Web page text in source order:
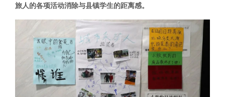
旅人的各项活动消除与县镇学生的距离感。